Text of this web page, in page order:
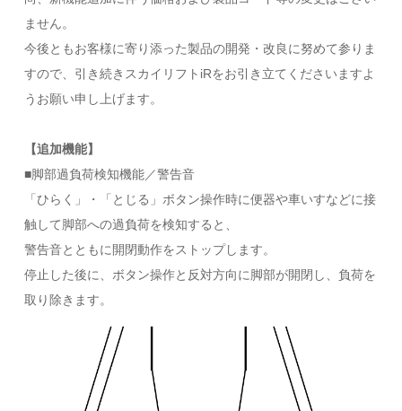
ません。
今後ともお客様に寄り添った製品の開発・改良に努めて参りま
すので、引き続きスカイリフトiRをお引き立てくださいますよ
うお願い申し上げます。
【追加機能】
■脚部過負荷検知機能／警告音
「ひらく」・「とじる」ボタン操作時に便器や車いすなどに接
触して脚部への過負荷を検知すると、
警告音とともに開閉動作をストップします。
停止した後に、ボタン操作と反対方向に脚部が開閉し、負荷を
取り除きます。